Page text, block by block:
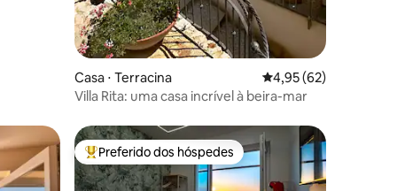
Casa ⋅ Terracina 4,95 de uma
4,95 (62)
Villa Rita: uma casa incrível à beira-mar
Entre os melhores preferidos dos hóspedes
Preferido dos hóspedes